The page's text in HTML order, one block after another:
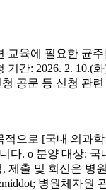
육에 필요한 균
: 2026. 2. 10.(화
공문 등 신청 관
으로 [국내 의과
. o 분양 대상: 국
출 및 회신은 병
병원체자원